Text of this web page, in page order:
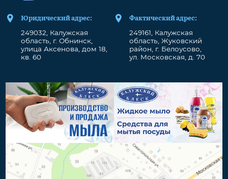
Юридический адрес:
249032, Калужская
область, г. Обнинск,
улица Аксенова, дом 18,
кв. 60
Фактический адрес:
249161, Калужская
область, Жуковский
район, г. Белоусово,
ул. Московская, д. 70